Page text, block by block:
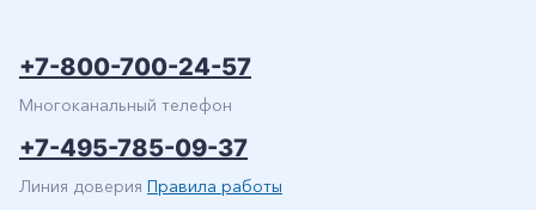
+7-800-700-24-57
Многоканальный телефон
+7-495-785-09-37
Линия доверия Правила работы